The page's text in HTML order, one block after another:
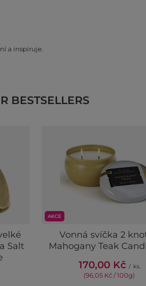
a inspiruje.
BESTSELLERS
Salt
AKCE
Vonná svíčka 2
Mahogany Teak
170,00 Kč / ks.
(96,05 Kč / 100g)